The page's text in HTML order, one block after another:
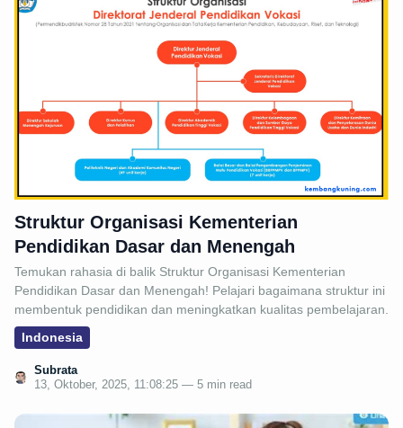
Struktur Organisasi Kementerian
Pendidikan Dasar dan Menengah
Temukan rahasia di balik Struktur Organisasi Kementerian
Pendidikan Dasar dan Menengah! Pelajari bagaimana struktur ini
membentuk pendidikan dan meningkatkan kualitas pembelajaran.
Indonesia
Subrata
13, Oktober, 2025, 11:08:25 — 5 min read